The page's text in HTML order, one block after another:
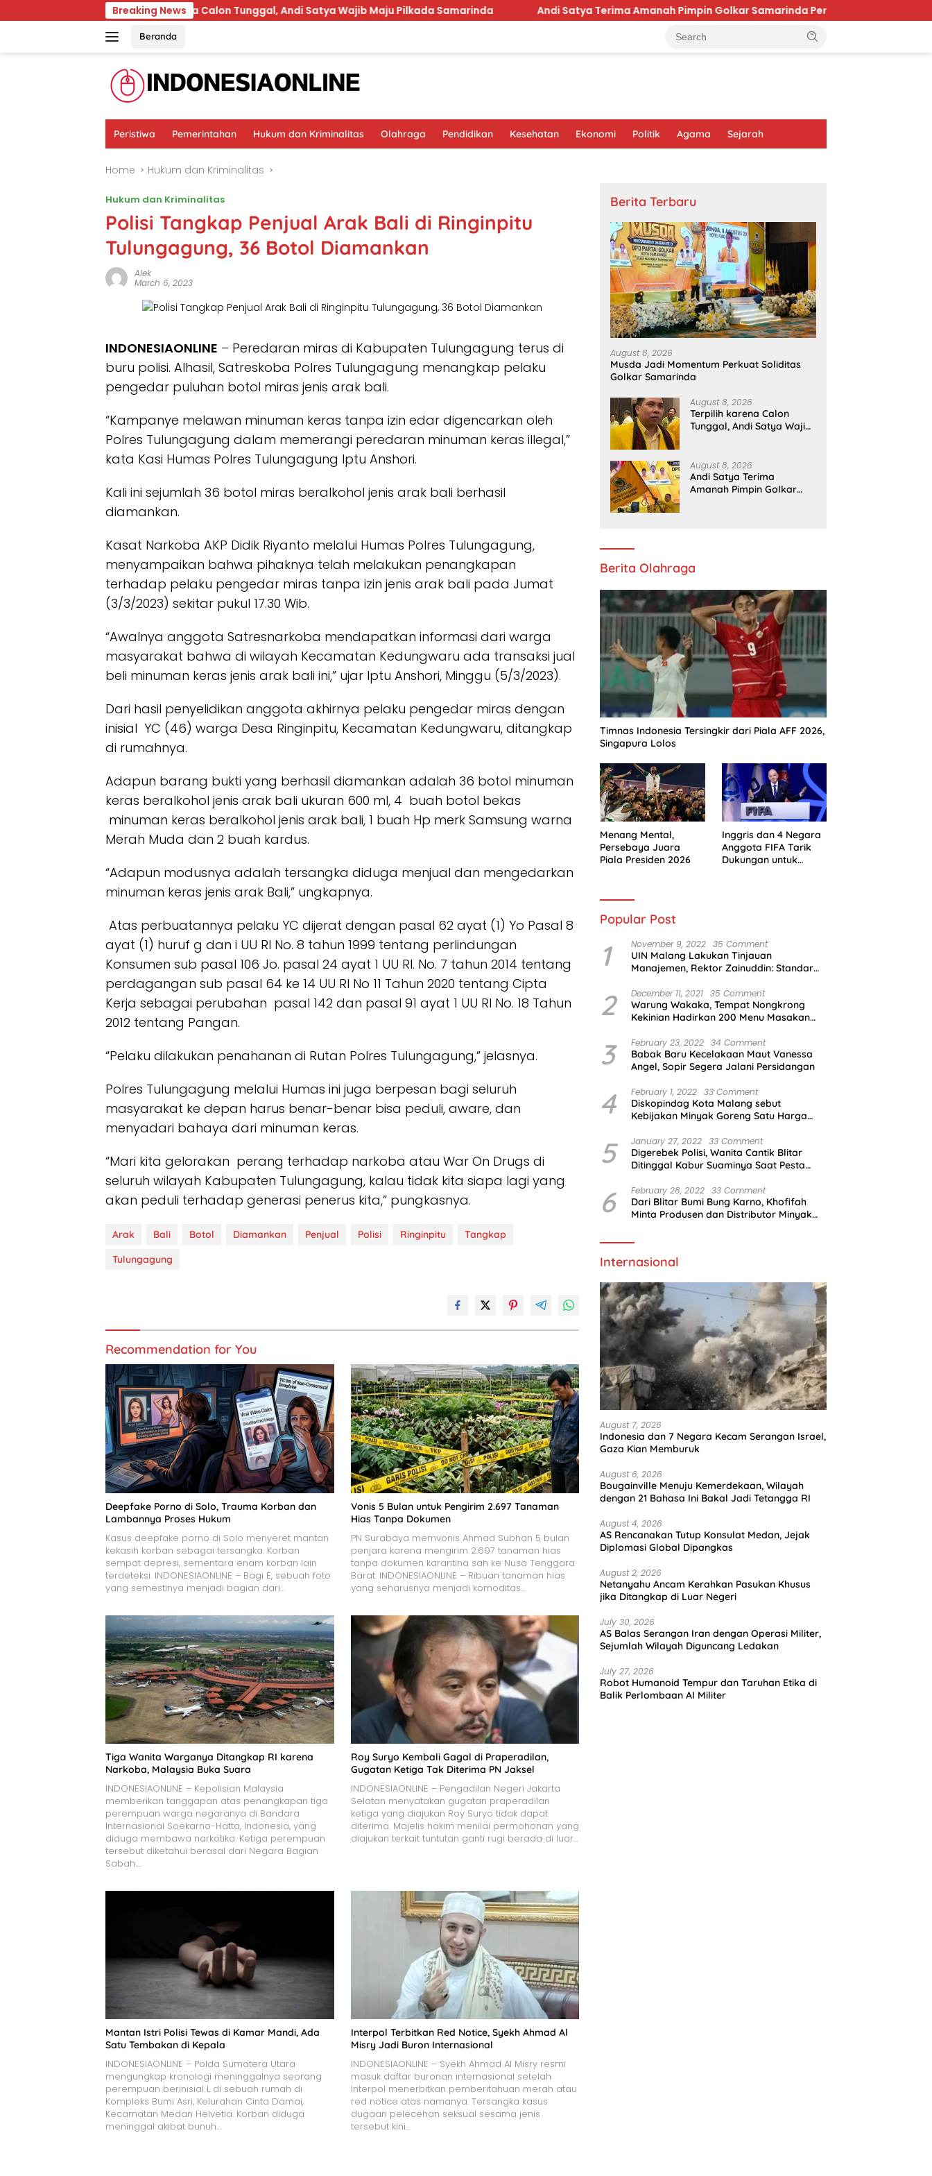
to
Breaking News
Terpilih karena Calon Tunggal, Andi Satya Wajib Maju Pilkada Samarinda Andi Satya Terima Amanah Pimpin Golkar Samarinda Periode 2026–2031
Beranda
Peristiwa Pemerintahan Hukum dan Kriminalitas Olahraga Pendidikan Kesehatan Ekonomi Politik Agama Sejarah
Home Hukum dan Kriminalitas
Hukum dan Kriminalitas
Polisi Tangkap Penjual Arak Bali di Ringinpitu
Tulungagung, 36 Botol Diamankan
Alek
March 6, 2023
INDONESIAONLINE – Peredaran miras di Kabupaten Tulungagung terus di
buru polisi. Alhasil, Satreskoba Polres Tulungagung menangkap pelaku
pengedar puluhan botol miras jenis arak bali.
“Kampanye melawan minuman keras tanpa izin edar digencarkan oleh
Polres Tulungagung dalam memerangi peredaran minuman keras illegal,”
kata Kasi Humas Polres Tulungagung Iptu Anshori.
Kali ini sejumlah 36 botol miras beralkohol jenis arak bali berhasil
diamankan.
Kasat Narkoba AKP Didik Riyanto melalui Humas Polres Tulungagung,
menyampaikan bahwa pihaknya telah melakukan penangkapan
terhadap pelaku pengedar miras tanpa izin jenis arak bali pada Jumat
(3/3/2023) sekitar pukul 17.30 Wib.
“Awalnya anggota Satresnarkoba mendapatkan informasi dari warga
masyarakat bahwa di wilayah Kecamatan Kedungwaru ada transaksi jual
beli minuman keras jenis arak bali ini,” ujar Iptu Anshori, Minggu (5/3/2023).
Dari hasil penyelidikan anggota akhirnya pelaku pengedar miras dengan
inisial YC (46) warga Desa Ringinpitu, Kecamatan Kedungwaru, ditangkap
di rumahnya.
Adapun barang bukti yang berhasil diamankan adalah 36 botol minuman
keras beralkohol jenis arak bali ukuran 600 ml, 4 buah botol bekas
minuman keras beralkohol jenis arak bali, 1 buah Hp merk Samsung warna
Merah Muda dan 2 buah kardus.
“Adapun modusnya adalah tersangka diduga menjual dan mengedarkan
minuman keras jenis arak Bali,” ungkapnya.
Atas perbuatannya pelaku YC dijerat dengan pasal 62 ayat (1) Yo Pasal 8
ayat (1) huruf g dan i UU RI No. 8 tahun 1999 tentang perlindungan
Konsumen sub pasal 106 Jo. pasal 24 ayat 1 UU RI. No. 7 tahun 2014 tentang
perdagangan sub pasal 64 ke 14 UU RI No 11 Tahun 2020 tentang Cipta
Kerja sebagai perubahan pasal 142 dan pasal 91 ayat 1 UU RI No. 18 Tahun
2012 tentang Pangan.
“Pelaku dilakukan penahanan di Rutan Polres Tulungagung,” jelasnya.
Polres Tulungagung melalui Humas ini juga berpesan bagi seluruh
masyarakat ke depan harus benar-benar bisa peduli, aware, dan
menyadari bahaya dari minuman keras.
“Mari kita gelorakan perang terhadap narkoba atau War On Drugs di
seluruh wilayah Kabupaten Tulungagung, kalau tidak kita siapa lagi yang
akan peduli terhadap generasi penerus kita,” pungkasnya.
Arak Bali Botol Diamankan Penjual Polisi Ringinpitu
Tangkap
Tulungagung
Recommendation for You
Deepfake Porno di Solo, Trauma Korban dan
Lambannya Proses Hukum
Kasus deepfake porno di Solo menyeret mantan
kekasih korban sebagai tersangka. Korban
sempat depresi, sementara enam korban lain
terdeteksi. INDONESIAONLINE – Bagi E, sebuah foto
yang semestinya menjadi bagian dari…
Vonis 5 Bulan untuk Pengirim 2.697 Tanaman
Hias Tanpa Dokumen
PN Surabaya memvonis Ahmad Subhan 5 bulan
penjara karena mengirim 2.697 tanaman hias
tanpa dokumen karantina sah ke Nusa Tenggara
Barat. INDONESIAONLINE – Ribuan tanaman hias
yang seharusnya menjadi komoditas…
Tiga Wanita Warganya Ditangkap RI karena
Narkoba, Malaysia Buka Suara
INDONESIAONLINE – Kepolisian Malaysia
memberikan tanggapan atas penangkapan tiga
perempuan warga negaranya di Bandara
Internasional Soekarno-Hatta, Indonesia, yang
diduga membawa narkotika. Ketiga perempuan
tersebut diketahui berasal dari Negara Bagian
Sabah….
Roy Suryo Kembali Gagal di Praperadilan,
Gugatan Ketiga Tak Diterima PN Jaksel
INDONESIAONLINE – Pengadilan Negeri Jakarta
Selatan menyatakan gugatan praperadilan
ketiga yang diajukan Roy Suryo tidak dapat
diterima. Majelis hakim menilai permohonan yang
diajukan terkait tuntutan ganti rugi berada di luar…
Mantan Istri Polisi Tewas di Kamar Mandi, Ada
Satu Tembakan di Kepala
INDONESIAONLINE – Polda Sumatera Utara
mengungkap kronologi meninggalnya seorang
perempuan berinisial L di sebuah rumah di
Kompleks Bumi Asri, Kelurahan Cinta Damai,
Kecamatan Medan Helvetia. Korban diduga
meninggal akibat bunuh…
Interpol Terbitkan Red Notice, Syekh Ahmad Al
Misry Jadi Buron Internasional
INDONESIAONLINE – Syekh Ahmad Al Misry resmi
masuk daftar buronan internasional setelah
Interpol menerbitkan pemberitahuan merah atau
red notice atas namanya. Tersangka kasus
dugaan pelecehan seksual sesama jenis
tersebut kini…
Berita Terbaru
August 8, 2026
Musda Jadi Momentum Perkuat Soliditas
Golkar Samarinda
August 8, 2026
Terpilih karena Calon
Tunggal, Andi Satya Wajib
August 8, 2026
Andi Satya Terima
Amanah Pimpin Golkar
Berita Olahraga
Timnas Indonesia Tersingkir dari Piala AFF 2026,
Singapura Lolos
Menang Mental,
Persebaya Juara
Piala Presiden 2026
Inggris dan 4 Negara
Anggota FIFA Tarik
Dukungan untuk
Popular Post
1 November 9, 2022 35 Comment
UIN Malang Lakukan Tinjauan
Manajemen, Rektor Zainuddin: Standar
2 December 11, 2021 35 Comment
Warung Wakaka, Tempat Nongkrong
Kekinian Hadirkan 200 Menu Masakan
3 February 23, 2022 34 Comment
Babak Baru Kecelakaan Maut Vanessa
Angel, Sopir Segera Jalani Persidangan
4 February 1, 2022 33 Comment
Diskopindag Kota Malang sebut
Kebijakan Minyak Goreng Satu Harga
5 January 27, 2022 33 Comment
Digerebek Polisi, Wanita Cantik Blitar
Ditinggal Kabur Suaminya Saat Pesta
6 February 28, 2022 33 Comment
Dari Blitar Bumi Bung Karno, Khofifah
Minta Produsen dan Distributor Minyak
Internasional
August 7, 2026
Indonesia dan 7 Negara Kecam Serangan Israel,
Gaza Kian Memburuk
August 6, 2026
Bougainville Menuju Kemerdekaan, Wilayah
dengan 21 Bahasa Ini Bakal Jadi Tetangga RI
August 4, 2026
AS Rencanakan Tutup Konsulat Medan, Jejak
Diplomasi Global Dipangkas
August 2, 2026
Netanyahu Ancam Kerahkan Pasukan Khusus
jika Ditangkap di Luar Negeri
July 30, 2026
AS Balas Serangan Iran dengan Operasi Militer,
Sejumlah Wilayah Diguncang Ledakan
July 27, 2026
Robot Humanoid Tempur dan Taruhan Etika di
Balik Perlombaan AI Militer